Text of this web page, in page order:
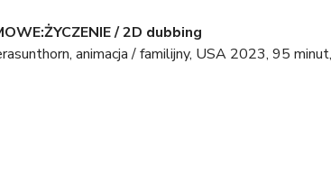
/ 2D dubbing
animacja / familijny, USA 2023, 95